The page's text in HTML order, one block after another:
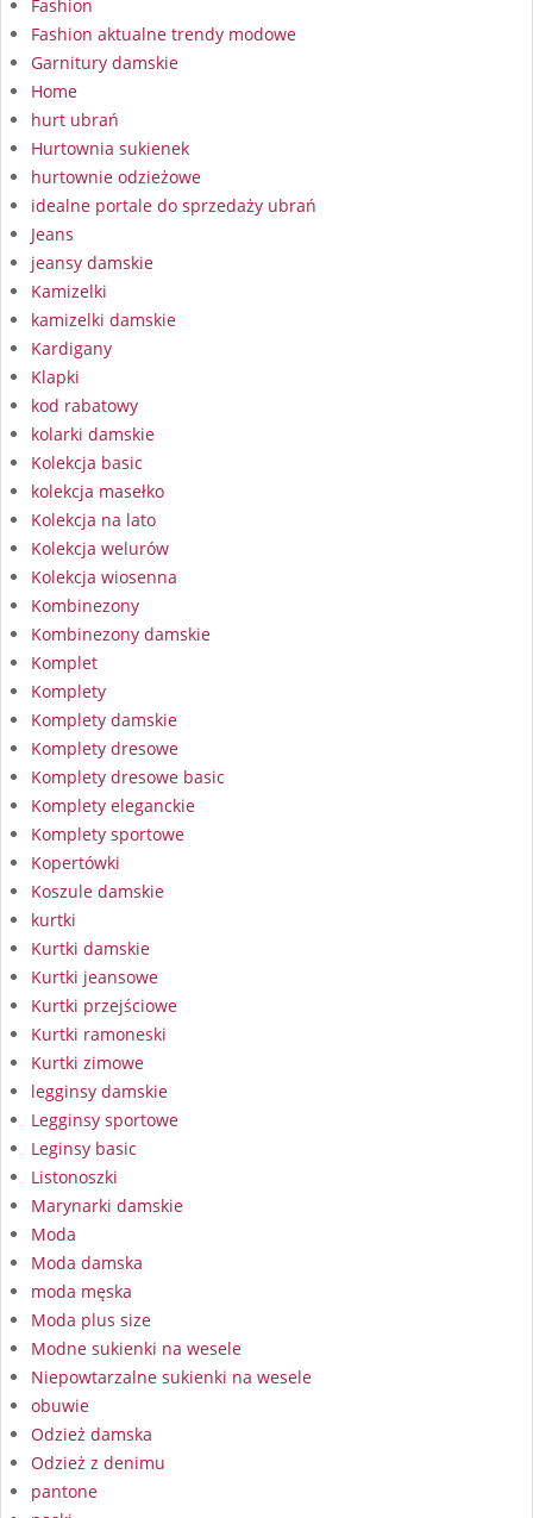
Fashion
Fashion aktualne trendy modowe
Garnitury damskie
Home
hurt ubrań
Hurtownia sukienek
hurtownie odzieżowe
idealne portale do sprzedaży ubrań
Jeans
jeansy damskie
Kamizelki
kamizelki damskie
Kardigany
Klapki
kod rabatowy
kolarki damskie
Kolekcja basic
kolekcja masełko
Kolekcja na lato
Kolekcja welurów
Kolekcja wiosenna
Kombinezony
Kombinezony damskie
Komplet
Komplety
Komplety damskie
Komplety dresowe
Komplety dresowe basic
Komplety eleganckie
Komplety sportowe
Kopertówki
Koszule damskie
kurtki
Kurtki damskie
Kurtki jeansowe
Kurtki przejściowe
Kurtki ramoneski
Kurtki zimowe
legginsy damskie
Legginsy sportowe
Leginsy basic
Listonoszki
Marynarki damskie
Moda
Moda damska
moda męska
Moda plus size
Modne sukienki na wesele
Niepowtarzalne sukienki na wesele
obuwie
Odzież damska
Odzież z denimu
pantone